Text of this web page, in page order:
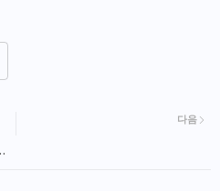
다음